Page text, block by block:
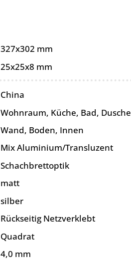
327x302 mm
25x25x8 mm
China
Wohnraum, Küche, Bad, Dusche
Wand, Boden, Innen
Mix Aluminium/Transluzent
Schachbrettoptik
matt
silber
Rückseitig Netzverklebt
Quadrat
4,0 mm